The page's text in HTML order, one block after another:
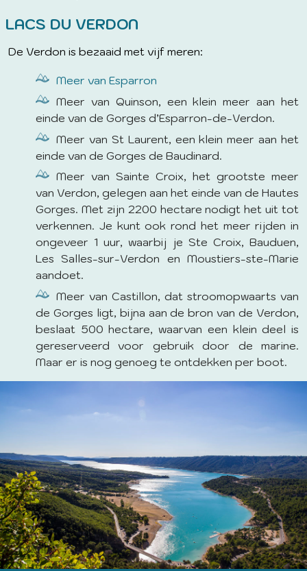
LACS DU VERDON
De Verdon is bezaaid met vijf meren:
Meer van Esparron
Meer van Quinson, een klein meer aan het
einde van de Gorges d’Esparron-de-Verdon.
Meer van St Laurent, een klein meer aan het
einde van de Gorges de Baudinard.
Meer van Sainte Croix, het grootste meer
van Verdon, gelegen aan het einde van de Hautes
Gorges. Met zijn 2200 hectare nodigt het uit tot
verkennen. Je kunt ook rond het meer rijden in
ongeveer 1 uur, waarbij je Ste Croix, Bauduen,
Les Salles-sur-Verdon en Moustiers-ste-Marie
aandoet.
Meer van Castillon, dat stroomopwaarts van
de Gorges ligt, bijna aan de bron van de Verdon,
beslaat 500 hectare, waarvan een klein deel is
gereserveerd voor gebruik door de marine.
Maar er is nog genoeg te ontdekken per boot.